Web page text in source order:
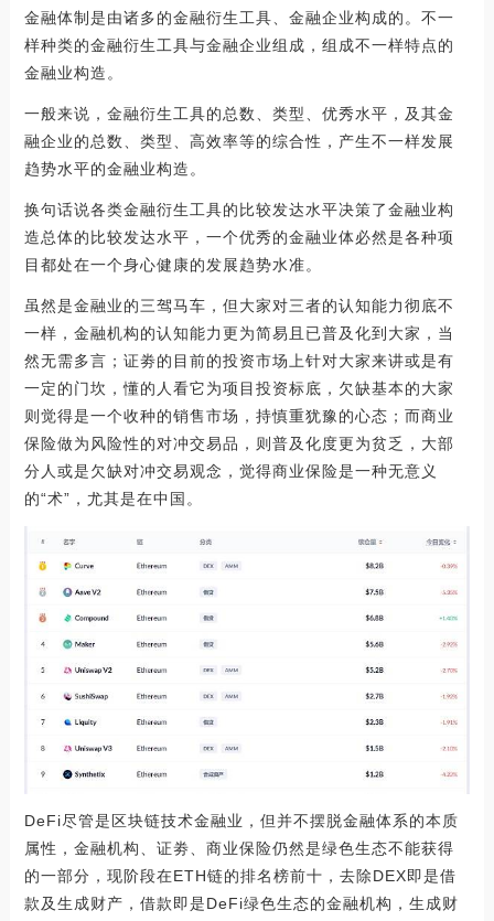
金融体制是由诸多的金融衍生工具、金融企业构成的。不一
样种类的金融衍生工具与金融企业组成，组成不一样特点的
金融业构造。
一般来说，金融衍生工具的总数、类型、优秀水平，及其金
融企业的总数、类型、高效率等的综合性，产生不一样发展
趋势水平的金融业构造。
换句话说各类金融衍生工具的比较发达水平决策了金融业构
造总体的比较发达水平，一个优秀的金融业体必然是各种项
目都处在一个身心健康的发展趋势水准。
虽然是金融业的三驾马车，但大家对三者的认知能力彻底不
一样，金融机构的认知能力更为简易且已普及化到大家，当
然无需多言；证劵的目前的投资市场上针对大家来讲或是有
一定的门坎，懂的人看它为项目投资标底，欠缺基本的大家
则觉得是一个收种的销售市场，持慎重犹豫的心态；而商业
保险做为风险性的对冲交易品，则普及化度更为贫乏，大部
分人或是欠缺对冲交易观念，觉得商业保险是一种无意义
的“术”，尤其是在中国。
DeFi尽管是区块链技术金融业，但并不摆脱金融体系的本质
属性，金融机构、证劵、商业保险仍然是绿色生态不能获得
的一部分，现阶段在ETH链的排名榜前十，去除DEX即是借
款及生成财产，借款即是DeFi绿色生态的金融机构，生成财